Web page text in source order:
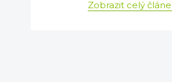
Zobrazit celý